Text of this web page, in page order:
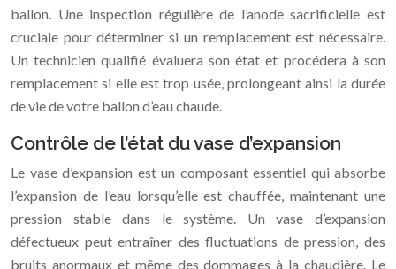
ballon. Une inspection régulière de l’anode sacrificielle est
cruciale pour déterminer si un remplacement est nécessaire.
Un technicien qualifié évaluera son état et procédera à son
remplacement si elle est trop usée, prolongeant ainsi la durée
de vie de votre ballon d’eau chaude.
Contrôle de l’état du vase d’expansion
Le vase d’expansion est un composant essentiel qui absorbe
l’expansion de l’eau lorsqu’elle est chauffée, maintenant une
pression stable dans le système. Un vase d’expansion
défectueux peut entraîner des fluctuations de pression, des
bruits anormaux et même des dommages à la chaudière. Le